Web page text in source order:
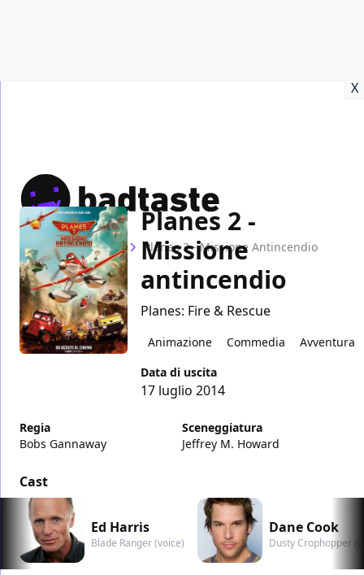
X
Home Film Planes 2 - Missione Antincendio
Planes 2 -
Missione
antincendio
Planes: Fire & Rescue
Animazione Commedia
Avventura
Data di uscita
17 luglio 2014
Regia
Bobs Gannaway
Sceneggiatura
Jeffrey M. Howard
Cast
Ed Harris
Blade Ranger (voice)
Dane Cook
Dusty Crophopper